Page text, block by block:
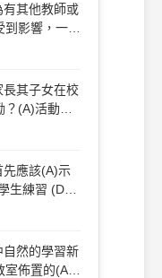
其他教師或
影響，一般
應(C)漣漪
其子女在校
(A)活動性
。
先應該(A)示
生練習 (D)
然的學習新
佈置的(A)